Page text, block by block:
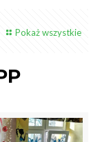
Pokaż wszystkie